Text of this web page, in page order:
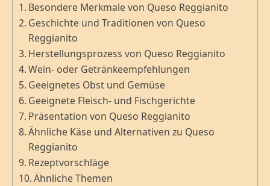
Besondere Merkmale von Queso Reggianito
Geschichte und Traditionen von Queso
Reggianito
Herstellungsprozess von Queso Reggianito
Wein- oder Getränkeempfehlungen
Geeignetes Obst und Gemüse
Geeignete Fleisch- und Fischgerichte
Präsentation von Queso Reggianito
Ähnliche Käse und Alternativen zu Queso
Reggianito
Rezeptvorschläge
Ähnliche Themen